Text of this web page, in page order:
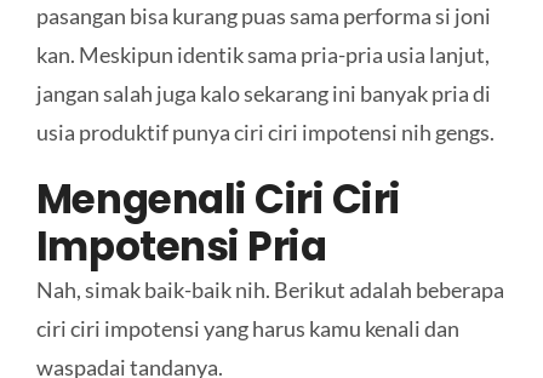
pasangan bisa kurang puas sama performa si joni
kan. Meskipun identik sama pria-pria usia lanjut,
jangan salah juga kalo sekarang ini banyak pria di
usia produktif punya ciri ciri impotensi nih gengs.
Mengenali Ciri Ciri
Impotensi Pria
Nah, simak baik-baik nih. Berikut adalah beberapa
ciri ciri impotensi yang harus kamu kenali dan
waspadai tandanya.